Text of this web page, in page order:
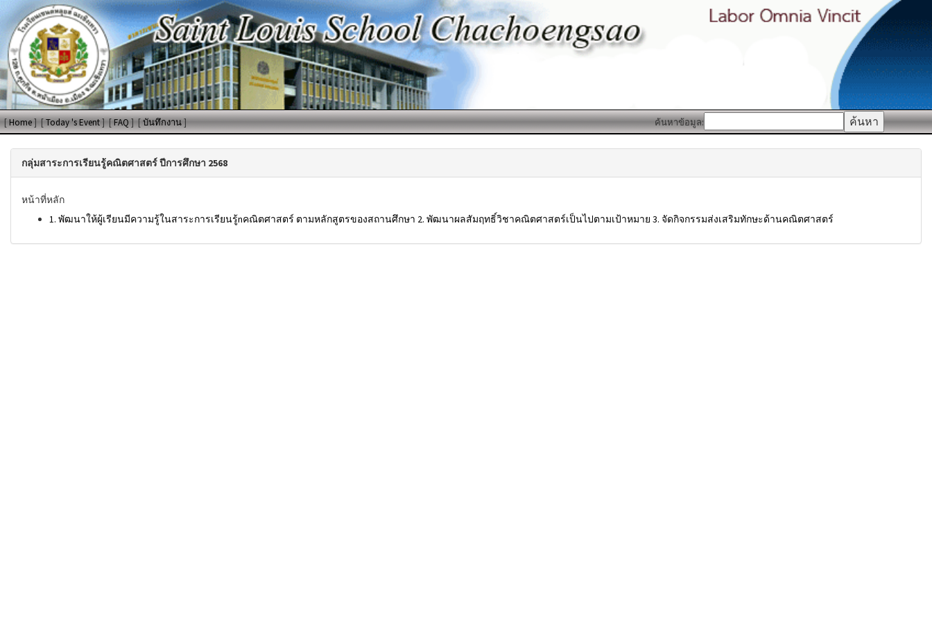
[Home][Today 's Event][FAQ][บันทึกงาน] ค้นหาข้อมูล:
กลุ่มสาระการเรียนรู้คณิตศาสตร์ ปีการศึกษา 2568
หน้าที่หลัก
1. พัฒนาให้ผู้เรียนมีความรู้ในสาระการเรียนรู้nคณิตศาสตร์ ตามหลักสูตรของสถานศึกษา 2. พัฒนาผลสัมฤทธิ์วิชาคณิตศาสตร์เป็นไปตามเป้าหมาย 3. จัดกิจกรรมส่งเสริมทักษะด้านคณิตศาสตร์